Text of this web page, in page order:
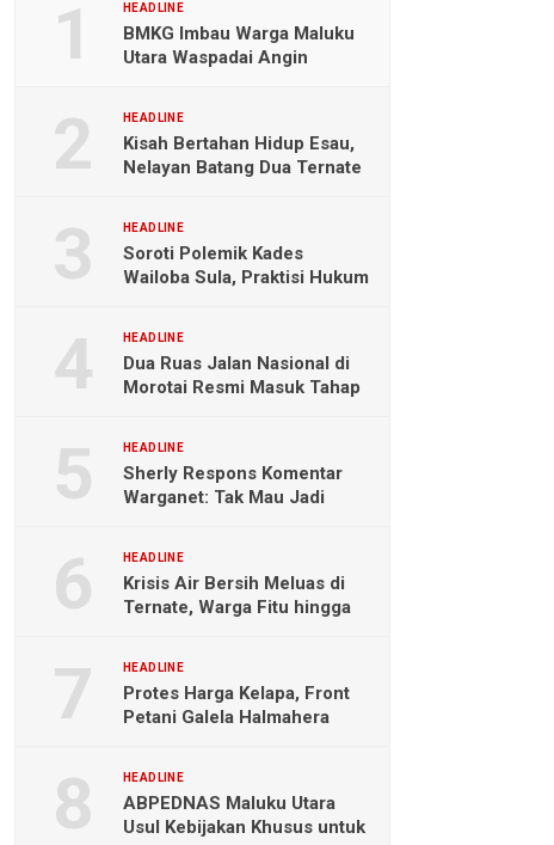
HEADLINE
BMKG Imbau Warga Maluku
Utara Waspadai Angin
HEADLINE
Kisah Bertahan Hidup Esau,
Nelayan Batang Dua Ternate
HEADLINE
Soroti Polemik Kades
Wailoba Sula, Praktisi Hukum
HEADLINE
Dua Ruas Jalan Nasional di
Morotai Resmi Masuk Tahap
HEADLINE
Sherly Respons Komentar
Warganet: Tak Mau Jadi
HEADLINE
Krisis Air Bersih Meluas di
Ternate, Warga Fitu hingga
HEADLINE
Protes Harga Kelapa, Front
Petani Galela Halmahera
HEADLINE
ABPEDNAS Maluku Utara
Usul Kebijakan Khusus untuk